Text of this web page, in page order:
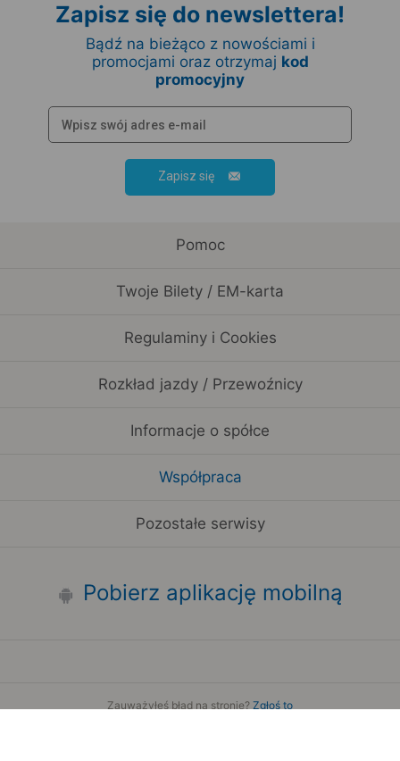
Zapisz się do newslettera!
Bądź na bieżąco z nowościami i
promocjami oraz otrzymaj kod
promocyjny
Zapisz się
Pomoc
Twoje Bilety / EM-karta
Regulaminy i Cookies
Rozkład jazdy / Przewoźnicy
Informacje o spółce
Współpraca
Pozostałe serwisy
Pobierz aplikację mobilną
Zauważyłeś błąd na stronie? Zgłoś to